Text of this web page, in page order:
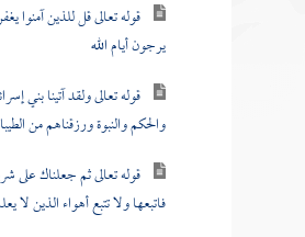
قوله تعالى قل للذين آمنوا
يرجون أيام الله
قوله تعالى ولقد آتينا بني
والحكم والنبوة ورزقناهم من
قوله تعالى ثم جعلناك على
فاتبعها ولا تتبع أهواء الذين لا